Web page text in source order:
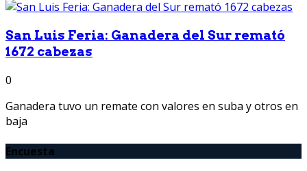
San Luis Feria: Ganadera del Sur remató
1672 cabezas
0
Ganadera tuvo un remate con valores en suba y otros en
baja
Encuesta